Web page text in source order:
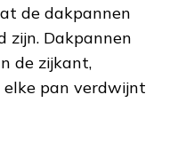
de dakpannen
zijn. Dakpannen
de zijkant,
pan verdwijnt